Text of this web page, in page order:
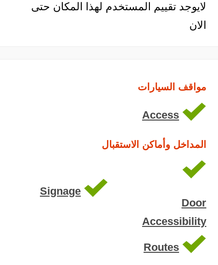
لايوجد تقييم المستخدم لهذا المكان حتى
الان
مواقف السيارات
Access
المداخل وأماكن الاستقبال
Door
Accessibility
Signage
Routes